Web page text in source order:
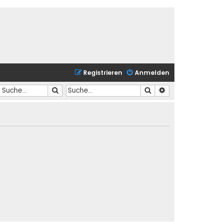
Anmelden
Registrieren
Suche
Suche